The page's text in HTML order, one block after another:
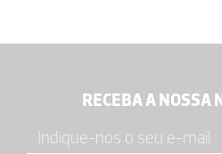
RECEBA A NOSSA